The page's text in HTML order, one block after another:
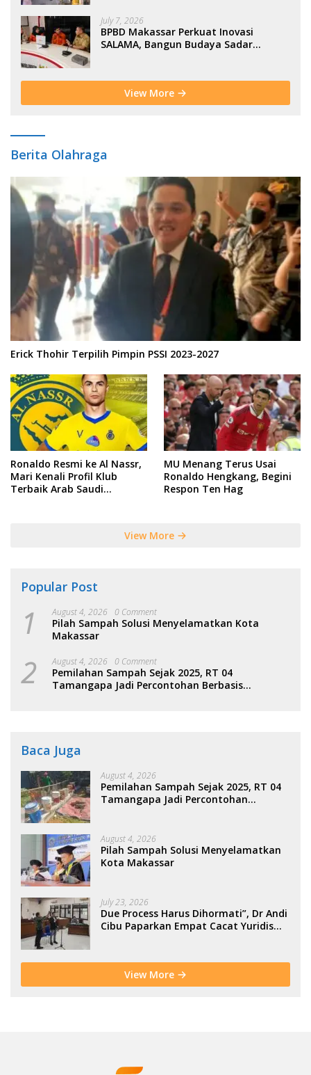
July 7, 2026
BPBD Makassar Perkuat Inovasi
SALAMA, Bangun Budaya Sadar
View More
Berita Olahraga
Erick Thohir Terpilih Pimpin PSSI 2023-2027
Ronaldo Resmi ke Al Nassr,
Mari Kenali Profil Klub
Terbaik Arab Saudi
MU Menang Terus Usai
Ronaldo Hengkang, Begini
Respon Ten Hag
View More
Popular Post
1 August 4, 2026 0 Comment
Pilah Sampah Solusi Menyelamatkan Kota
Makassar
2 August 4, 2026 0 Comment
Pemilahan Sampah Sejak 2025, RT 04
Tamangapa Jadi Percontohan Berbasis
Baca Juga
August 4, 2026
Pemilahan Sampah Sejak 2025, RT 04
Tamangapa Jadi Percontohan
August 4, 2026
Pilah Sampah Solusi Menyelamatkan
Kota Makassar
July 23, 2026
Due Process Harus Dihormati”, Dr Andi
Cibu Paparkan Empat Cacat Yuridis
View More